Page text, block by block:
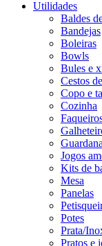
Utilidades
Baldes
Bandejas
Boleiras
Bowls
Bules e
Cestos
Copo e
Cozinha
Jogos
Kits de
Mesa
Panelas
Potes
Prata/
Pratos e